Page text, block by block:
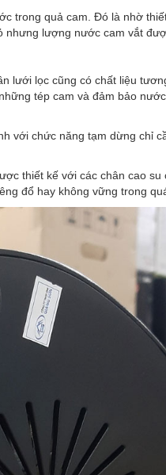
trong quả cam. Đó là nhờ
lượng nước cam vắt
lưới lọc cũng có chất liệu
tép cam và đảm bảo
với chức năng tạm dừng chỉ
thiết kế với các chân cao
đổ hay không vững trong